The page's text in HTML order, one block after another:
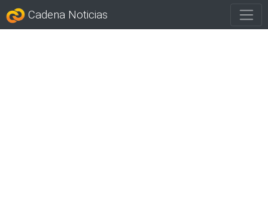
Cadena Noticias